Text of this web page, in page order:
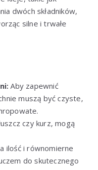
dwóch składników,
silne i trwałe
Aby zapewnić
muszą być czyste,
czy kurz, mogą
ilość i równomierne
do skutecznego